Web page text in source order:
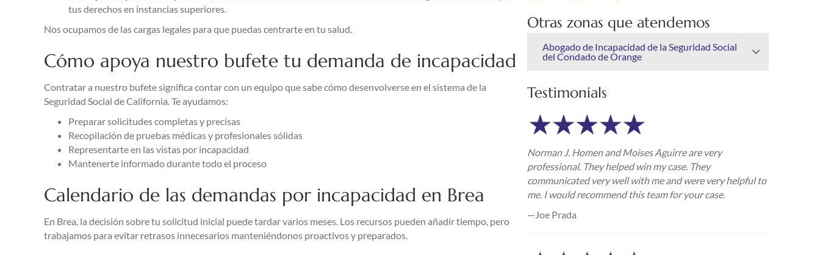
tus derechos en instancias superiores.
Nos ocupamos de las cargas legales para que puedas centrarte en tu salud.
Cómo apoya nuestro bufete tu demanda de incapacidad
Contratar a nuestro bufete significa contar con un equipo que sabe cómo desenvolverse en el sistema de la
Seguridad Social de California. Te ayudamos:
Preparar solicitudes completas y precisas
Recopilación de pruebas médicas y profesionales sólidas
Representarte en las vistas por incapacidad
Mantenerte informado durante todo el proceso
Calendario de las demandas por incapacidad en Brea
En Brea, la decisión sobre tu solicitud inicial puede tardar varios meses. Los recursos pueden añadir tiempo, pero
trabajamos para evitar retrasos innecesarios manteniéndonos proactivos y preparados.
Otras zonas que atendemos
Abogado de Incapacidad de la Seguridad Social
del Condado de Orange
Testimonials
Norman J. Homen and Moises Aguirre are very
professional. They helped win my case. They
communicated very well with me and were very helpful to
me. I would recommend this team for your case.
—Joe Prada